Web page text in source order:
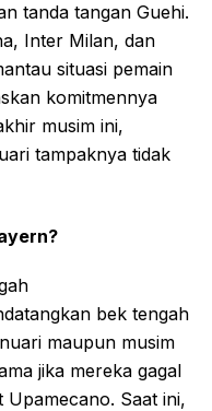
tanda tangan Guehi.
Inter Milan, dan
situasi pemain
komitmennya
musim ini,
tampaknya tidak
bek tengah
maupun musim
jika mereka gagal
Saat ini,